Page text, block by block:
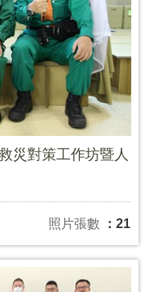
災對策工作坊暨人
照片張數 ：21